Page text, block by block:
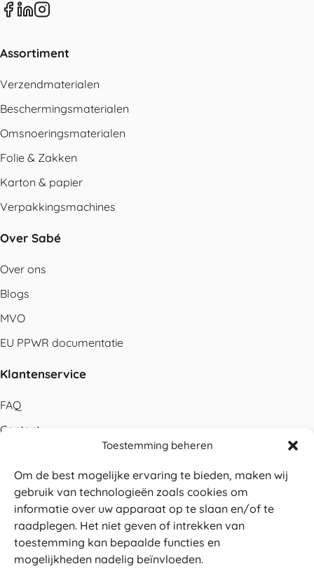
Toestemming beheren
Om de best mogelijke ervaring te bieden, maken wij
gebruik van technologieën zoals cookies om
informatie over uw apparaat op te slaan en/of te
raadplegen. Het niet geven of intrekken van
toestemming kan bepaalde functies en
mogelijkheden nadelig beïnvloeden.
Assortiment
Verzendmaterialen
Beschermingsmaterialen
Omsnoeringsmaterialen
Folie & Zakken
Karton & papier
Verpakkingsmachines
Over Sabé
Over ons
Blogs
MVO
EU PPWR documentatie
Klantenservice
FAQ
Contact
Betalen
Levering
Retouren
Service en garantie